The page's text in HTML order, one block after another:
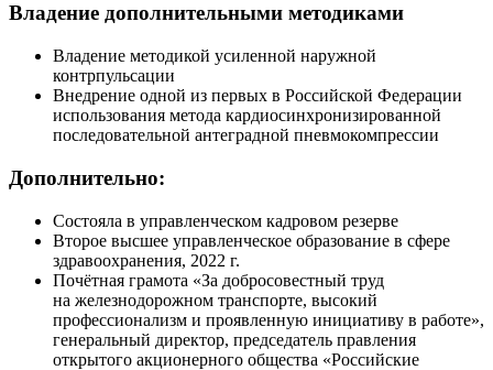
Владение дополнительными методиками
Владение методикой усиленной наружной
контрпульсации
Внедрение одной из первых в Российской Федерации
использования метода кардиосинхронизированной
последовательной антеградной пневмокомпрессии
Дополнительно:
Состояла в управленческом кадровом резерве
Второе высшее управленческое образование в сфере
здравоохранения, 2022 г.
Почётная грамота «За добросовестный труд
на железнодорожном транспорте, высокий
профессионализм и проявленную инициативу в работе»,
генеральный директор, председатель правления
открытого акционерного общества «Российские